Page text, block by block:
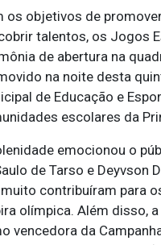
os objetivos de
talentos, os Jogos
de abertura na
na noite desta
de Educação e
escolares da
emocionou o
de Tarso e Deyvson
contribuíram para
olímpica. Além disso,
vencedora da